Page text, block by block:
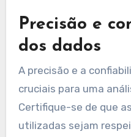
Precisão e
dos dados
A precisão e a
cruciais para uma
Certifique-se de que
utilizadas sejam